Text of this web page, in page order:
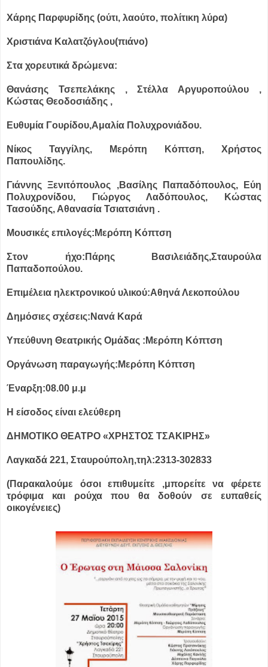
Χάρης Παρφυρίδης (ούτι, λαούτο, πολίτικη λύρα)
Χριστιάνα Καλατζόγλου(πιάνο)
Στα χορευτικά δρώμενα:
Θανάσης Τσεπελάκης , Στέλλα Αργυροπούλου ,
Κώστας Θεοδoσιάδης ,
Ευθυμία Γουρίδου,Αμαλία Πολυχρονιάδου.
Νίκος Ταγγίλης, Μερόπη Κόπτση, Χρήστος
Παπουλίδης.
Γιάννης Ξενιτόπουλος ,Βασίλης Παπαδόπουλος, Εύη
Πολυχρονίδου, Γιώργος Λαδόπουλος, Κώστας
Τασούδης, Αθανασία Τσιατσιάνη .
Μουσικές επιλογές:Μερόπη Κόπτση
Στον ήχο:Πάρης Βασιλειάδης,Σταυρούλα
Παπαδοπούλου.
Επιμέλεια ηλεκτρονικού υλικού:Αθηνά Λεκοπούλου
Δημόσιες σχέσεις:Νανά Καρά
Υπεύθυνη Θεατρικής Ομάδας :Μερόπη Κόπτση
Οργάνωση παραγωγής:Μερόπη Κόπτση
Έναρξη:08.00 μ.μ
Η είσοδος είναι ελεύθερη
ΔΗΜΟΤΙΚΟ ΘΕΑΤΡΟ «ΧΡΗΣΤΟΣ ΤΣΑΚΙΡΗΣ»
Λαγκαδά 221, Σταυρούπολη,τηλ:2313-302833
(Παρακαλούμε όσοι επιθυμείτε ,μπορείτε να φέρετε
τρόφιμα και ρούχα που θα δοθούν σε ευπαθείς
οικογένειες)